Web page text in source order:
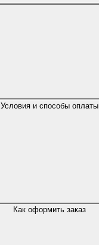
Условия и способы оплаты
Как оформить заказ